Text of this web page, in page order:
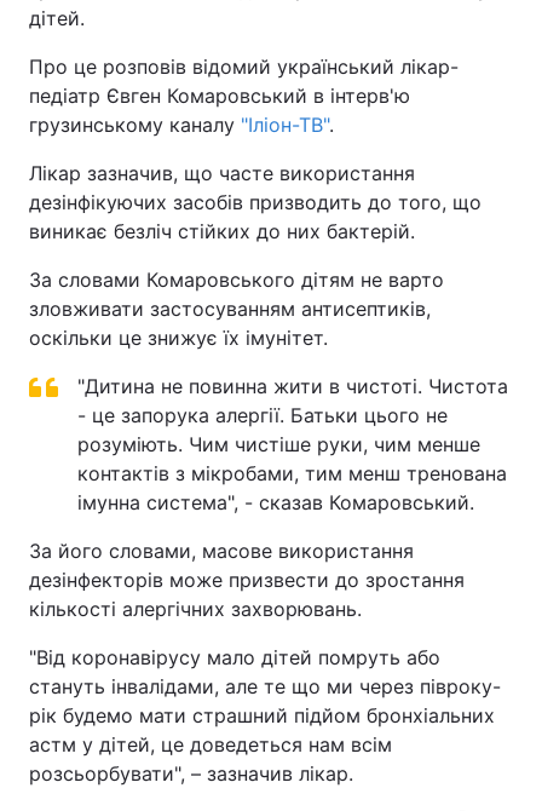
дітей.
Про це розповів відомий український лікар-
педіатр Євген Комаровський в інтерв'ю
грузинському каналу "Іліон-ТВ".
Лікар зазначив, що часте використання
дезінфікуючих засобів призводить до того, що
виникає безліч стійких до них бактерій.
За словами Комаровського дітям не варто
зловживати застосуванням антисептиків,
оскільки це знижує їх імунітет.
"Дитина не повинна жити в чистоті. Чистота
- це запорука алергії. Батьки цього не
розуміють. Чим чистіше руки, чим менше
контактів з мікробами, тим менш тренована
імунна система", - сказав Комаровський.
За його словами, масове використання
дезінфекторів може призвести до зростання
кількості алергічних захворювань.
"Від коронавірусу мало дітей помруть або
стануть інвалідами, але те що ми через півроку-
рік будемо мати страшний підйом бронхіальних
астм у дітей, це доведеться нам всім
розсьорбувати", – зазначив лікар.